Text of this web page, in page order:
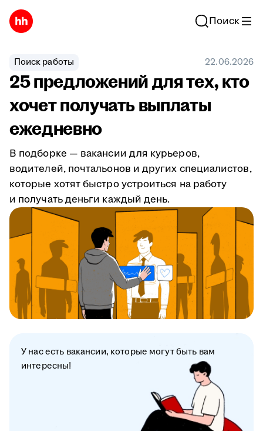
Поиск
Поиск работы 22.06.2026
25 предложений для тех, кто
хочет получать выплаты
ежедневно
В подборке — вакансии для курьеров,
водителей, почтальонов и других специалистов,
которые хотят быстро устроиться на работу
и получать деньги каждый день.
У нас есть вакансии, которые могут быть вам
интересны!